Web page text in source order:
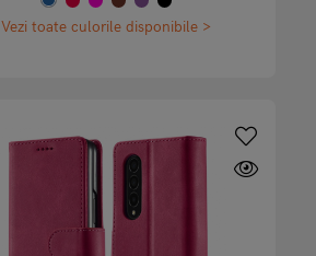
Vezi toate culorile disponibile >